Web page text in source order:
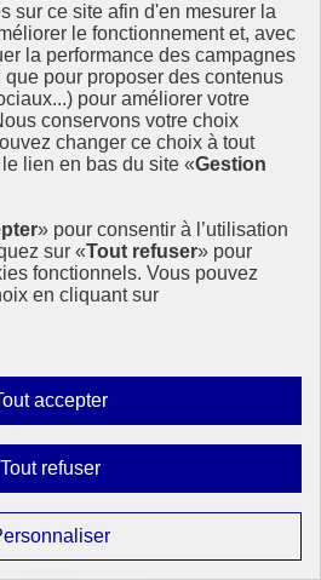
sur ce site afin d'en mesurer la
le fonctionnement et, avec
la performance des campagnes
pour proposer des contenus
pour améliorer votre
conservons votre choix
changer ce choix à tout
lien en bas du site «Gestion
» pour consentir à l’utilisation
sur «Tout refuser» pour
fonctionnels. Vous pouvez
en cliquant sur
accepterAutoriser
tous
Tout refuserInterdire
tous
Paramétrer
les
écologique, le Volontariat international
apparaît comme un outil concret
menée par France Volontaires,
de l’Europe et (…)
- En France